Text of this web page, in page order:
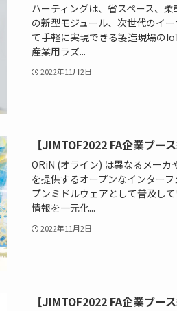
ハーティングは、省スペース、
の新型モジュール、次世代のイ
て手軽に実現できる製造現場の
産業用ラズ...
2022年11月2日
【JIMTOF2022 FA企業ブー
ORiN (オライン) は異なるメー
を提供するオープンなインター
プンミドルウェアとして普及し
情報を一元化...
2022年11月2日
【JIMTOF2022 FA企業ブー